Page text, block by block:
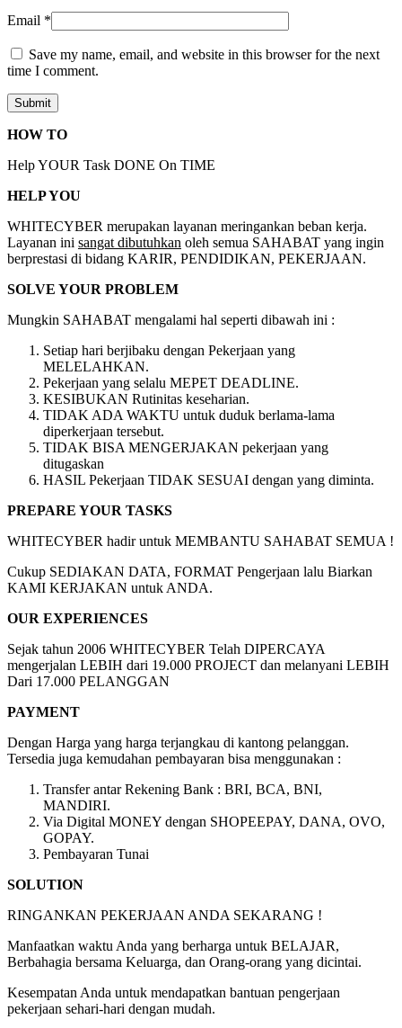
Email *
Save my name, email, and website in this browser for the next
time I comment.
HOW TO
Help YOUR Task DONE On TIME
HELP YOU
WHITECYBER merupakan layanan meringankan beban kerja.
Layanan ini sangat dibutuhkan oleh semua SAHABAT yang ingin
berprestasi di bidang KARIR, PENDIDIKAN, PEKERJAAN.
SOLVE YOUR PROBLEM
Mungkin SAHABAT mengalami hal seperti dibawah ini :
Setiap hari berjibaku dengan Pekerjaan yang
MELELAHKAN.
Pekerjaan yang selalu MEPET DEADLINE.
KESIBUKAN Rutinitas keseharian.
TIDAK ADA WAKTU untuk duduk berlama-lama
diperkerjaan tersebut.
TIDAK BISA MENGERJAKAN pekerjaan yang
ditugaskan
HASIL Pekerjaan TIDAK SESUAI dengan yang diminta.
PREPARE YOUR TASKS
WHITECYBER hadir untuk MEMBANTU SAHABAT SEMUA !
Cukup SEDIAKAN DATA, FORMAT Pengerjaan lalu Biarkan
KAMI KERJAKAN untuk ANDA.
OUR EXPERIENCES
Sejak tahun 2006 WHITECYBER Telah DIPERCAYA
mengerjalan LEBIH dari 19.000 PROJECT dan melanyani LEBIH
Dari 17.000 PELANGGAN
PAYMENT
Dengan Harga yang harga terjangkau di kantong pelanggan.
Tersedia juga kemudahan pembayaran bisa menggunakan :
Transfer antar Rekening Bank : BRI, BCA, BNI,
MANDIRI.
Via Digital MONEY dengan SHOPEEPAY, DANA, OVO,
GOPAY.
Pembayaran Tunai
SOLUTION
RINGANKAN PEKERJAAN ANDA SEKARANG !
Manfaatkan waktu Anda yang berharga untuk BELAJAR,
Berbahagia bersama Keluarga, dan Orang-orang yang dicintai.
Kesempatan Anda untuk mendapatkan bantuan pengerjaan
pekerjaan sehari-hari dengan mudah.